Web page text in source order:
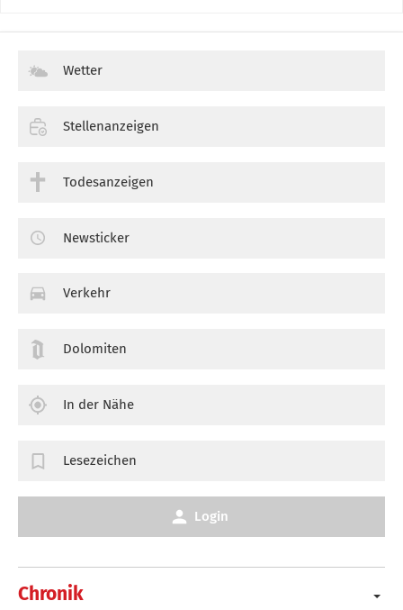
Chronik
Wetter
Stellenanzeigen
Todesanzeigen
Newsticker
Verkehr
Dolomiten
In der Nähe
Lesezeichen
Login